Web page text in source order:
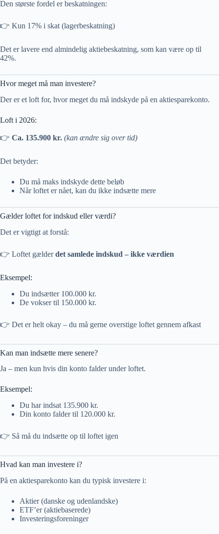
Den største fordel er beskatningen:
👉 Kun 17% i skat (lagerbeskatning)
Det er lavere end almindelig aktiebeskatning, som kan være op til
42%.
Hvor meget må man investere?
Der er et loft for, hvor meget du må indskyde på en aktiesparekonto.
Loft i 2026:
👉 Ca. 135.900 kr. (kan ændre sig over tid)
Det betyder:
Du må maks indskyde dette beløb
Når loftet er nået, kan du ikke indsætte mere
Gælder loftet for indskud eller værdi?
Det er vigtigt at forstå:
👉 Loftet gælderdet samlede indskud – ikke værdien
Eksempel:
Du indsætter 100.000 kr.
De vokser til 150.000 kr.
👉 Det er helt okay – du må gerne overstige loftet gennem afkast
Kan man indsætte mere senere?
Ja – men kun hvis din konto falder under loftet.
Eksempel:
Du har indsat 135.900 kr.
Din konto falder til 120.000 kr.
👉 Så må du indsætte op til loftet igen
Hvad kan man investere i?
På en aktiesparekonto kan du typisk investere i:
Aktier (danske og udenlandske)
ETF’er (aktiebaserede)
Investeringsforeninger